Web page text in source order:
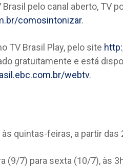
pelo canal aberto, TV
comosintonizar.
TV Brasil Play, pelo site
gratuitamente e está
webtv.
quintas-feiras, a partir das
(9/7) para sexta (10/7), às